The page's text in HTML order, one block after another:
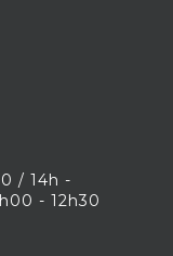
/ 14h -
- 12h30